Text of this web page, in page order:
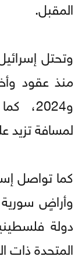
المقبل.
وتحتل
لمسافة تزيد
كما تواصل
وأراضٍ
دولة
المتحدة ذات